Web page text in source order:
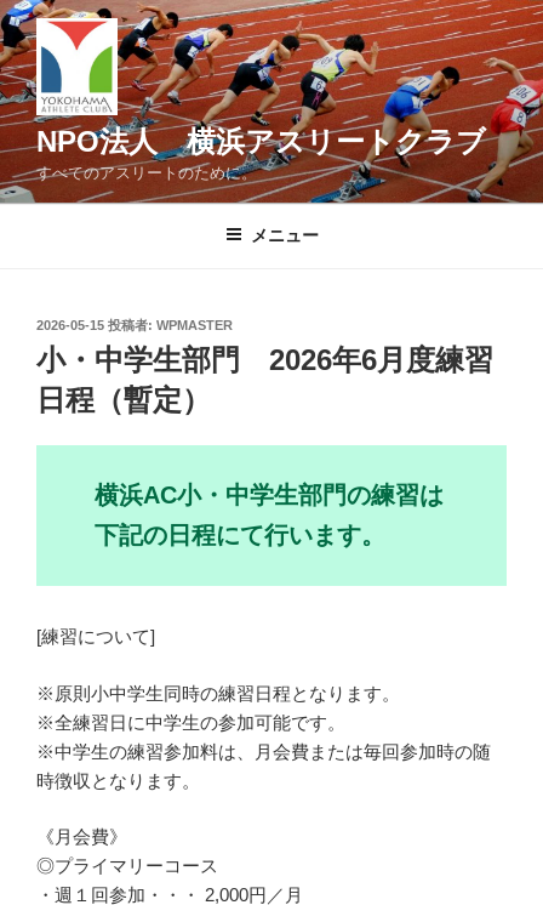
コ
ン
テ
ン
ツ
へ
ス
NPO法人 横浜アスリートクラブ
すべてのアスリートのために。
メニュー
投
日:
2026-05-15 投稿者: WPMASTER
小・中学生部門 2026年6月度練習
日程（暫定）
横浜AC小・中学生部門の練習は
下記の日程にて行います。
[練習について]
※原則小中学生同時の練習日程となります。
※全練習日に中学生の参加可能です。
※中学生の練習参加料は、月会費または毎回参加時の随
時徴収となります。
《月会費》
◎プライマリーコース
・週１回参加・・・ 2,000円／月